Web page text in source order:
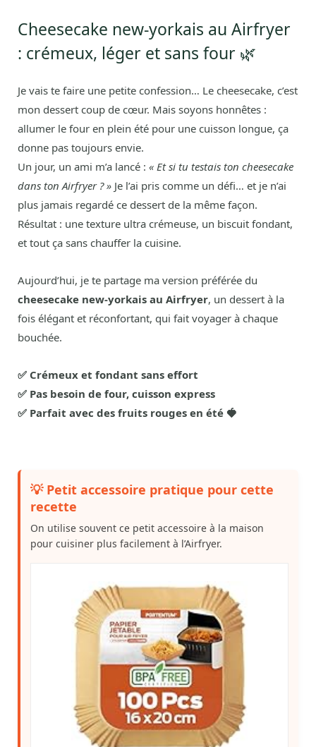
Cheesecake new-yorkais au Airfryer
: crémeux, léger et sans four 🌿
Je vais te faire une petite confession… Le cheesecake, c’est
mon dessert coup de cœur. Mais soyons honnêtes :
allumer le four en plein été pour une cuisson longue, ça
donne pas toujours envie.
Un jour, un ami m’a lancé : « Et si tu testais ton cheesecake
dans ton Airfryer ? » Je l’ai pris comme un défi… et je n’ai
plus jamais regardé ce dessert de la même façon.
Résultat : une texture ultra crémeuse, un biscuit fondant,
et tout ça sans chauffer la cuisine.
Aujourd’hui, je te partage ma version préférée du
cheesecake new-yorkais au Airfryer, un dessert à la
fois élégant et réconfortant, qui fait voyager à chaque
bouchée.
✅ Crémeux et fondant sans effort
✅ Pas besoin de four, cuisson express
✅ Parfait avec des fruits rouges en été 🍓
💡 Petit accessoire pratique pour cette
recette
On utilise souvent ce petit accessoire à la maison
pour cuisiner plus facilement à l’Airfryer.